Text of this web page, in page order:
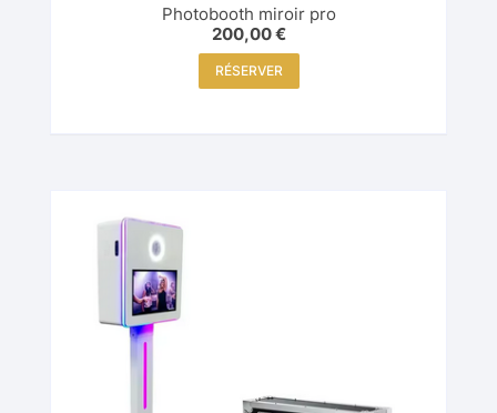
Photobooth miroir pro
200,00€
RÉSERVER